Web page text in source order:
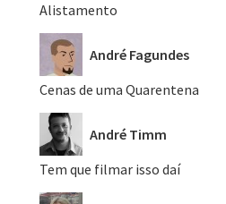
Alistamento
André Fagundes
Cenas de uma Quarentena
André Timm
Tem que filmar isso daí